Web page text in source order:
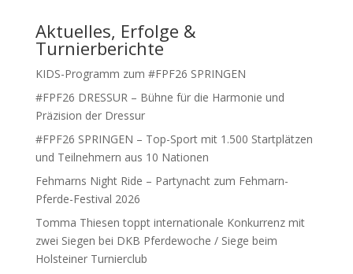
Aktuelles, Erfolge &
Turnierberichte
KIDS-Programm zum #FPF26 SPRINGEN
#FPF26 DRESSUR – Bühne für die Harmonie und
Präzision der Dressur
#FPF26 SPRINGEN – Top-Sport mit 1.500 Startplätzen
und Teilnehmern aus 10 Nationen
Fehmarns Night Ride – Partynacht zum Fehmarn-
Pferde-Festival 2026
Tomma Thiesen toppt internationale Konkurrenz mit
zwei Siegen bei DKB Pferdewoche / Siege beim
Holsteiner Turnierclub